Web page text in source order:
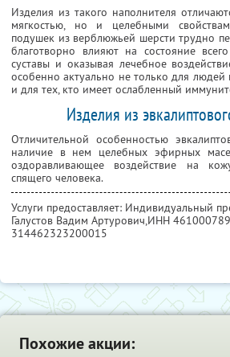
Изделия из такого наполнителя
мягкостью, но и целебными
подушек из верблюжьей шерсти трудно
благотворно влияют на состояние
суставы и оказывая лечебное
особенно актуально не только для людей
и для тех, кто имеет ослабленный
Изделия из
Отличительной особенностью
наличие в нем целебных эфирных
оздоравливающее воздействие на
спящего человека.
Услуги предоставляет: Индивидуальный
Галустов Вадим Артурович,ИНН
314462323200015
Похожие акции: